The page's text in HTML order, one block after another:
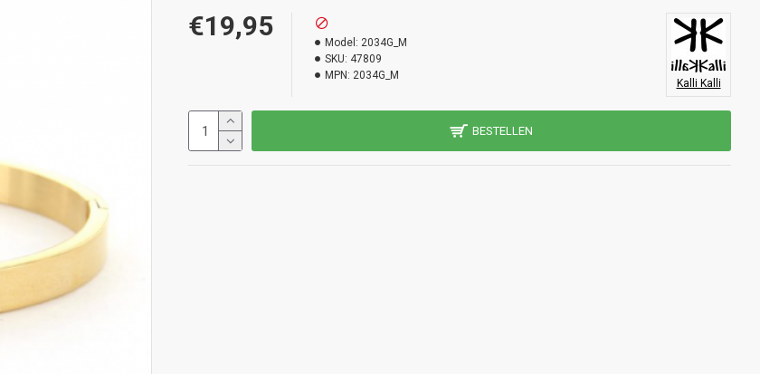
€19,95
Model: 2034G_M
SKU: 47809
MPN: 2034G_M
Kalli Kalli
BESTELLEN